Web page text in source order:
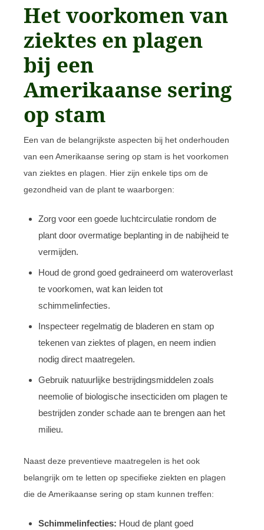
Het voorkomen van
ziektes en plagen
bij een
Amerikaanse sering
op stam
Een van de belangrijkste aspecten bij het onderhouden
van een Amerikaanse sering op stam is het voorkomen
van ziektes en plagen. Hier zijn enkele tips om de
gezondheid van de plant te waarborgen:
Zorg voor een goede luchtcirculatie rondom de
plant door overmatige beplanting in de nabijheid te
vermijden.
Houd de grond goed gedraineerd om wateroverlast
te voorkomen, wat kan leiden tot
schimmelinfecties.
Inspecteer regelmatig de bladeren en stam op
tekenen van ziektes of plagen, en neem indien
nodig direct maatregelen.
Gebruik natuurlijke bestrijdingsmiddelen zoals
neemolie of biologische insecticiden om plagen te
bestrijden zonder schade aan te brengen aan het
milieu.
Naast deze preventieve maatregelen is het ook
belangrijk om te letten op specifieke ziekten en plagen
die de Amerikaanse sering op stam kunnen treffen:
Schimmelinfecties: Houd de plant goed